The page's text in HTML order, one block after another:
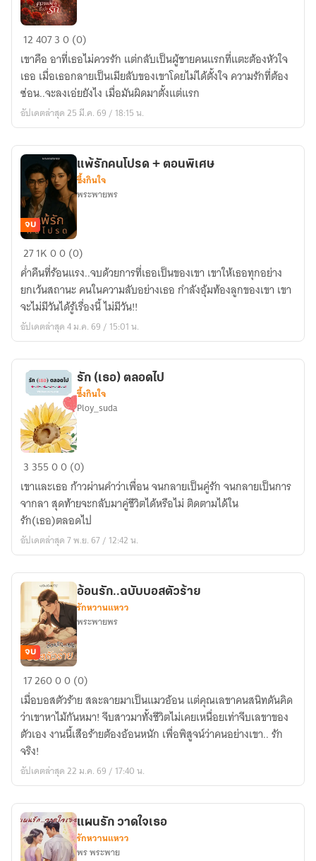
ความ
ที่
ชื่อ
ว่า
รัก
1240730 (0)
เขาคือ อาที่เธอไม่ควรรัก แต่กลับเป็นผู้ชายคนแรกที่แตะต้องหัวใจ
เธอ เมื่อเธอกลายเป็นเมียลับของเขาโดยไม่ได้ตั้งใจ ความรักที่ต้อง
ซ่อน..จะลงเอ่ยยังไง เมื่อมันผิดมาตั้งแต่แรก
อัปเดตล่าสุด 25 มี.ค. 69 / 18:15 น.
แพ้
รัก
คน
โปรด
+
ตอน
จบ
แพ้รักคนโปรด + ตอนพิเศษ
ซึ้งกินใจ
พระพายพร
271K00 (0)
ค่ำคืนที่ร้อนแรง..จบด้วยการที่เธอเป็นของเขา เขาให้เธอทุกอย่าง
ยกเว้นสถานะ คนในความลับอย่างเธอ กำลังอุ้มท้องลูกของเขา เขา
จะไม่มีวันได้รู้เรื่องนี้ ไม่มีวัน!!
อัปเดตล่าสุด 4 ม.ค. 69 / 15:01 น.
รัก
ตลอด
ไป
รัก (เธอ) ตลอดไป
ซึ้งกินใจ
Ploy_suda
3 35500 (0)
เขาและเธอ ก้าวผ่านคำว่าเพื่อน จนกลายเป็นคู่รัก จนกลายเป็นการ
จากลา สุดท้ายจะกลับมาคู่ชีวิตได้หรือไม่ ติดตามได้ใน
รัก(เธอ)ตลอดไป
อัปเดตล่าสุด 7 พ.ย. 67 / 12:42 น.
อ้อน
รัก..ฉบับ
บอส
ตัว
ร้าย
จบ
อ้อนรัก..ฉบับบอสตัวร้าย
รักหวานแหวว
พระพายพร
1726000 (0)
เมื่อบอสตัวร้าย สละลายมาเป็นแมวอ้อน แต่คุณเลขาคนสนิทดันคิด
ว่าเขาหาไม้กันหมา! จีบสาวมาทั้งชีวิตไม่เคยเหนื่อยเท่าจีบเลขาของ
ตัวเอง งานนี้เสือร้ายต้องอ้อนหนัก เพื่อพิสูจน์ว่าคนอย่างเขา.. รัก
จริง!
อัปเดตล่าสุด 22 ม.ค. 69 / 17:40 น.
แผนรัก วาดใจเธอ
รักหวานแหวว
พร พระพาย